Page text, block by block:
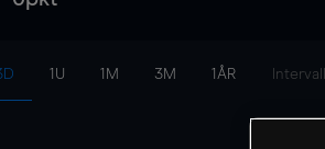
1U 1M 3M 1ÅR